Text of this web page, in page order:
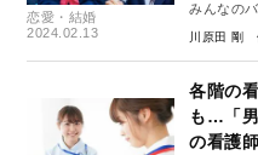
恋愛・結婚
2024.02.13
みんなの
川原田 剛
各階の
も…「
の看護